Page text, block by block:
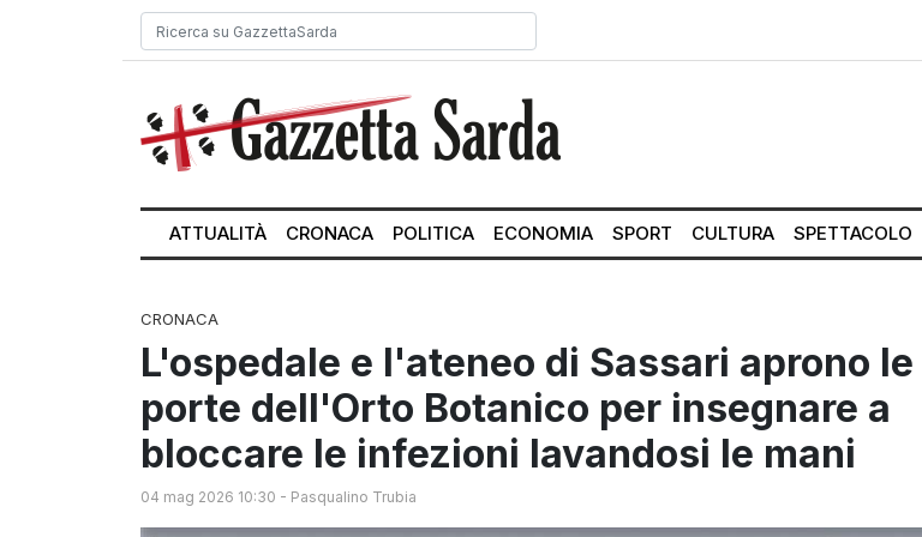
ATTUALITÀ CRONACA POLITICA ECONOMIA SPORT CULTURA SPETTACOLO
CRONACA
L'ospedale e l'ateneo di Sassari aprono le
porte dell'Orto Botanico per insegnare a
bloccare le infezioni lavandosi le mani
04 mag 2026 10:30 - Pasqualino Trubia